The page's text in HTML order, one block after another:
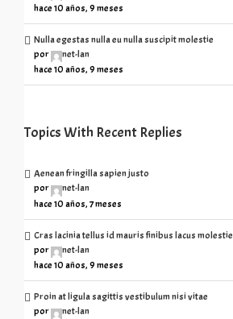
hace 10 años, 9 meses
Nulla egestas nulla eu nulla suscipit molestie
por
net-lan
hace 10 años, 9 meses
Topics With Recent Replies
Aenean fringilla sapien justo
por
net-lan
hace 10 años, 7 meses
Cras lacinia tellus id mauris finibus lacus molestie
por
net-lan
hace 10 años, 9 meses
Proin at ligula sagittis vestibulum nisi vitae
por
net-lan